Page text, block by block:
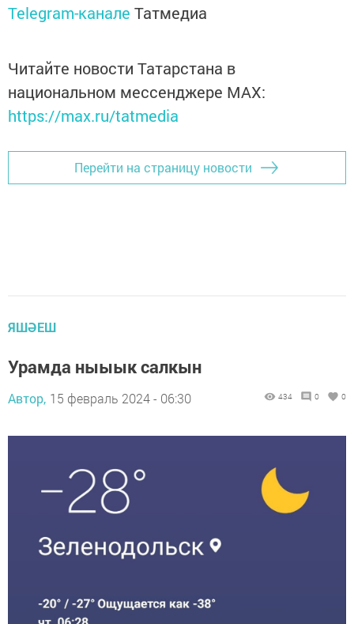
Telegram-канале Татмедиа
Читайте новости Татарстана в
национальном мессенджере MАХ:
https://max.ru/tatmedia
Перейти на страницу новости
ЯШӘЕШ
Урамда ныыык салкын
Автор, 15 февраль 2024 - 06:30 434 0 0